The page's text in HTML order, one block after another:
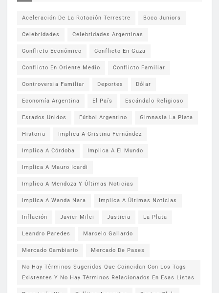
Aceleración De La Rotación Terrestre Boca Juniors
Celebridades Celebridades Argentinas
Conflicto Económico Conflicto En Gaza
Conflicto En Oriente Medio Conflicto Familiar
Controversia Familiar Deportes Dólar
Economía Argentina El País Escándalo Religioso
Estados Unidos Fútbol Argentino Gimnasia La Plata
Historia Implica A Cristina Fernández
Implica A Córdoba Implica A El Mundo
Implica A Mauro Icardi
Implica A Mendoza Y Últimas Noticias
Implica A Wanda Nara Implica A Últimas Noticias
Inflación Javier Milei Justicia La Plata
Leandro Paredes Marcelo Gallardo
Mercado Cambiario Mercado De Pases
No Hay Términos Sugeridos Que Coincidan Con Los Tags
Existentes Y No Hay Términos Relacionados En Esas Listas